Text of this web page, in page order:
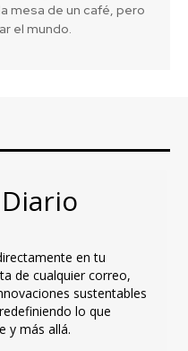
mesa de un café, pero
el mundo.
en tu
de cualquier correo,
sustentables
lo que
y más allá.